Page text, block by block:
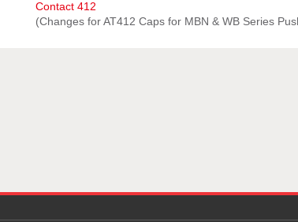
Contact 412
(Changes for AT412 Caps for MBN & WB Series